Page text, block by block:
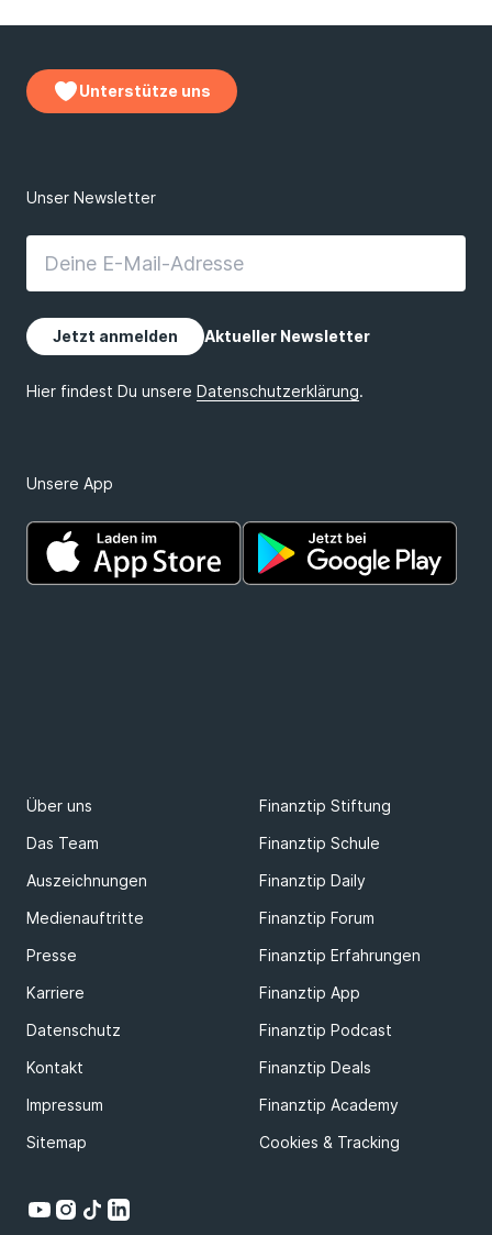
Unterstütze uns
Unsere App
Über uns
Finanztip Stiftung
Das Team
Finanztip Schule
Auszeichnungen
Finanztip Daily
Medienauftritte
Finanztip Forum
Presse
Finanztip Erfahrungen
Karriere
Finanztip App
Datenschutz
Finanztip Podcast
Kontakt
Finanztip Deals
Impressum
Finanztip Academy
Sitemap
Cookies & Tracking